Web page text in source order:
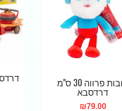
בובות פרווה 30 ס"מ
דרדסבא
₪79.00